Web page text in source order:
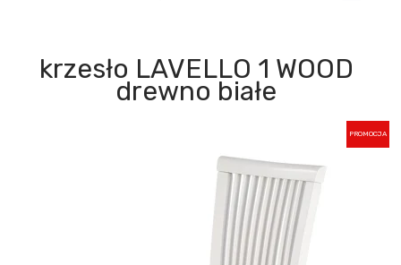
krzesło LAVELLO 1 WOOD
drewno białe
PROMOCJA